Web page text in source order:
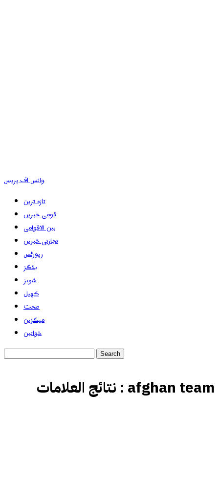
وائس آف پریس
تازہ ترین
قومی خبریں
بین الاقوامی
تجارتی خبریں
رپورٹس
بلاگز
شوبز
کھیل
صحت
میگزین
خواتین
نتائج العلامات : afghan team